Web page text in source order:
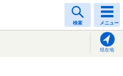
検索 メニュー
現在地